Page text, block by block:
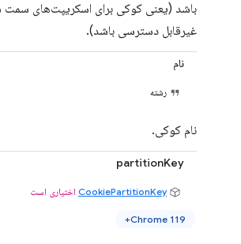
باشد (یعنی کوکی برای اسکریپت‌های سمت
غیرقابل دسترسی باشد).
نام
رشته
نام کوکی.
partitionKey
CookiePartitionKey اختیاری است
Chrome 119+